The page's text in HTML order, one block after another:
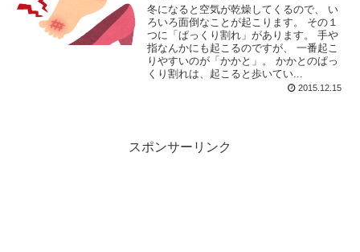
冬になると空気が乾燥してくるので、 い
ろいろ面倒なことが起こります。 その１
つに「ぱっくり割れ」があります。 手や
指なんかにも起こるのですが、 一番起こ
りやすいのが「かかと」。 かかとのぱっ
くり割れは、起こると歩いてい...
2015.12.15
スポンサーリンク